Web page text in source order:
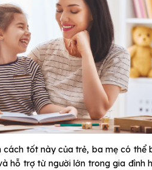
cách tốt này của trẻ, ba mẹ có
hỗ trợ từ người lớn trong gia